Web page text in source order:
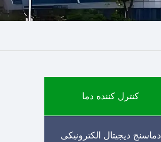
کنترل کننده دما
دماسنج دیجیتال الکترونیکی